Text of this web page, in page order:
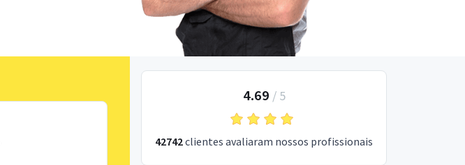
4.69 / 5
42742clientes avaliaram nossos profissionais